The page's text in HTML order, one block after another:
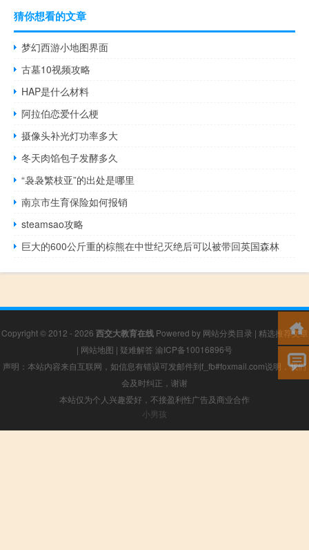
猜你想看的文章
梦幻西游小地图界面
古墓10视频攻略
HAP是什么材料
阿拉伯恋爱什么梗
摄像头补光灯功率多大
冬天肉馅包子发酵多久
“袅袅繁枝亚”的出处是哪里
南京市生育保险如何报销
steamsao攻略
巨大的600公斤重的棕熊在中世纪灭绝后可以被带回英国森林
Copyright © 2012 - 2026 西交大教育在线Powered by 网站分类目录 | 精选推荐文章
| 网站地图 | 疑难解答 渝ICP备10016896号
声明：本站内容来自互联网，如信息有错误可发邮件到f_fb#foxmail.com说明，我们
会及时纠正，谢谢
本站仅为个人兴趣爱好，不接盈利性广告及商业合作
小男孩